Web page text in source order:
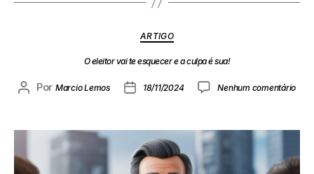
ARTIGO
O eleitor vai te esquecer e a culpa é sua!
Por Marcio Lemos 18/11/2024 Nenhum comentário